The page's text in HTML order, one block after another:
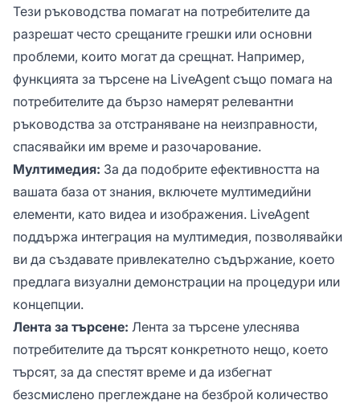
Тези ръководства помагат на потребителите да
разрешат често срещаните грешки или основни
проблеми, които могат да срещнат. Например,
функцията за търсене на LiveAgent също помага на
потребителите да бързо намерят релевантни
ръководства за отстраняване на неизправности,
спасявайки им време и разочарование.
Мултимедия: За да подобрите ефективността на
вашата база от знания, включете мултимедийни
елементи, като видеа и изображения. LiveAgent
поддържа интеграция на мултимедия, позволявайки
ви да създавате привлекателно съдържание, което
предлага визуални демонстрации на процедури или
концепции.
Лента за търсене: Лента за търсене улеснява
потребителите да търсят конкретното нещо, което
търсят, за да спестят време и да избегнат
безсмислено преглеждане на безброй количество